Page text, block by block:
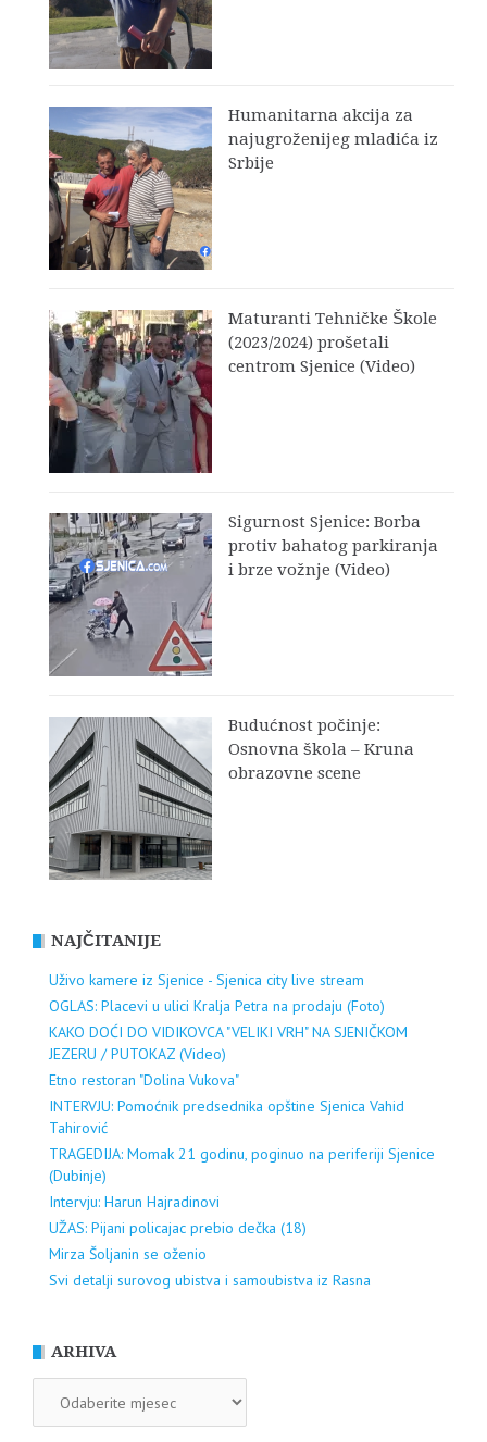
Humanitarna akcija za
najugroženijeg mladića iz
Srbije
Maturanti Tehničke Škole
(2023/2024) prošetali
centrom Sjenice (Video)
Sigurnost Sjenice: Borba
protiv bahatog parkiranja
i brze vožnje (Video)
Budućnost počinje:
Osnovna škola – Kruna
obrazovne scene
NAJČITANIJE
Uživo kamere iz Sjenice - Sjenica city live stream
OGLAS: Placevi u ulici Kralja Petra na prodaju (Foto)
KAKO DOĆI DO VIDIKOVCA "VELIKI VRH" NA SJENIČKOM
JEZERU / PUTOKAZ (Video)
Etno restoran "Dolina Vukova"
INTERVJU: Pomoćnik predsednika opštine Sjenica Vahid
Tahirović
TRAGEDIJA: Momak 21 godinu, poginuo na periferiji Sjenice
(Dubinje)
Intervju: Harun Hajradinovi
UŽAS: Pijani policajac prebio dečka (18)
Mirza Šoljanin se oženio
Svi detalji surovog ubistva i samoubistva iz Rasna
ARHIVA